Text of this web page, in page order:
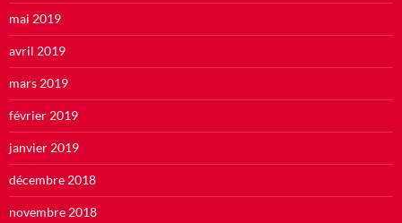
mai 2019
avril 2019
mars 2019
février 2019
janvier 2019
décembre 2018
novembre 2018